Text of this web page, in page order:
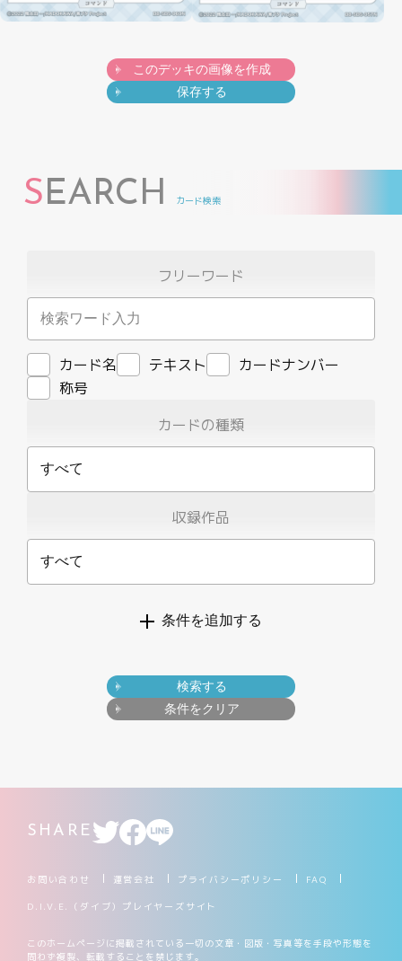
このデッキの画像を作成
保存する
SEARCH カード検索
フリーワード
カード名 テキスト
カードナンバー
称号
カードの種類
すべて
収録作品
すべて
条件を追加する
条件をクリア
検索する
SHARE
お問い合わせ 運営会社 プライバシーポリシー FAQ
D.I.V.E.（ダイブ）プレイヤーズサイト
このホームページに掲載されている一切の文章・図版・写真等を手段や形態を
問わず複製、転載することを禁じます。